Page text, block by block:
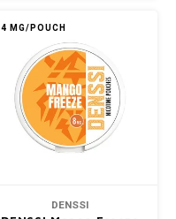
4 MG/POUCH
DENSSI